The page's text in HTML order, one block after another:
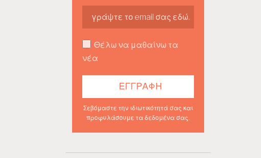
Θέλω να μαθαίνω τα
νέα
Σεβόμαστε την ιδιωτικότητά σας και
προφυλάσουμε τα δεδομένα σας.